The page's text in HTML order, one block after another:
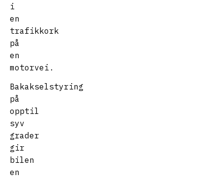
i
en
trafikkork
på
en
motorvei.
Bakakselstyring
på
opptil
syv
grader
gir
bilen
en